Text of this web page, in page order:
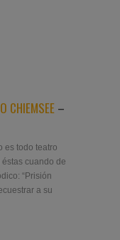
CHIEMSEE –
todo teatro
cuando de
“Prisión
a su